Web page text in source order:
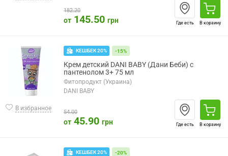
182.20
от 145.50 грн Где есть В корзину
В избранное
КЕШБЕК 20% -15%
Крем детский DANI BABY (Дани Беби) с
пантенолом 3+ 75 мл
Фитопродукт (Украина)
DANI BABY
54.00
от 45.90 грн Где есть В корзину
КЕШБЕК 20% -20%